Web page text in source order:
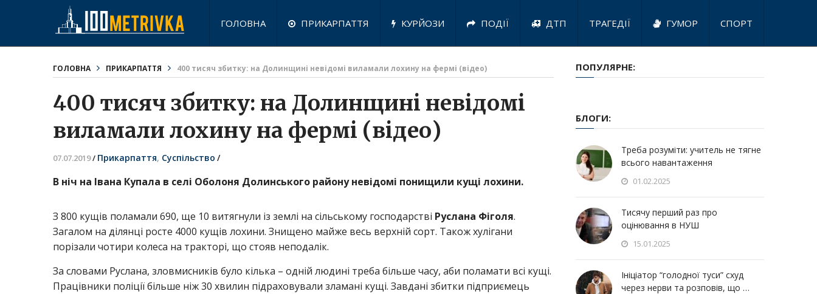
ГОЛОВНА ПРИКАРПАТТЯ КУРЙОЗИ ПОДІЇ ДТП ТРАГЕДІЇ ГУМОР СПОРТ
ГОЛОВНА ПРИКАРПАТТЯ 400 тисяч збитку: на Долинщині невідомі виламали лохину на фермі (відео)
400 тисяч збитку: на Долинщині невідомі
виламали лохину на фермі (відео)
07.07.2019/ Прикарпаття, Суспільство /
В ніч на Івана Купала в селі Оболоня Долинського району невідомі понищили кущі лохини.
З 800 кущів поламали 690, ще 10 витягнули із землі на сільському господарстві Руслана Фіголя.
Загалом на ділянці росте 4000 кущів лохини. Знищено майже весь верхній сорт. Також хулігани
порізали чотири колеса на тракторі, що стояв неподалік.
За словами Руслана, зловмисників було кілька – одній людині треба більше часу, аби поламати всі кущі.
Працівники поліції більше ніж 30 хвилин підраховували зламані кущі. Завдані збитки підприємець
ПОПУЛЯРНЕ:
БЛОГИ:
Треба розуміти: учитель не тягне
всього навантаження
01.02.2025
Тисячу перший раз про
оцінювання в НУШ
15.01.2025
Ініціатор “голодної туси” схуд
через нерви та розповів, що …